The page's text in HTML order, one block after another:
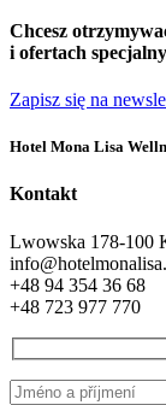
Chcesz
i ofertach
Zapisz się na
Hotel Mona Lisa
Kontakt
Lwowska 1 78-100
+48 94 354 36 68
+48 723 977 770